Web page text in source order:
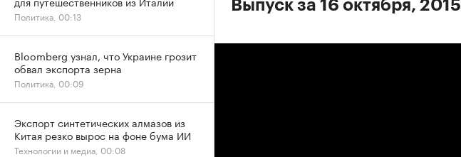
Выпуск за 16 октября, 2015
Политика, 00:13
Bloomberg узнал, что Украине грозит
обвал экспорта зерна
Политика, 00:09
Экспорт синтетических алмазов из
Китая резко вырос на фоне бума ИИ
Технологии и медиа, 00:08